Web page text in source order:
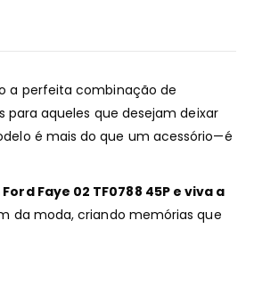
a perfeita combinação de
aqueles que desejam deixar
é mais do que um acessório—é
Faye 02 TF0788 45P e viva a
da moda, criando memórias que